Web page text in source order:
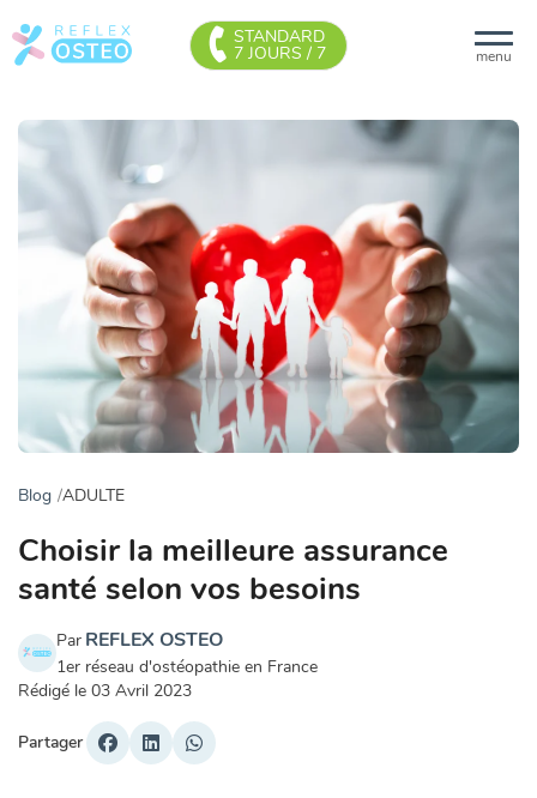
menu
STANDARD
7 JOURS / 7
Blog ADULTE
Choisir la meilleure assurance
santé selon vos besoins
Par REFLEX OSTEO
1er réseau d'ostéopathie en France
Rédigé le 03 Avril 2023
Partager